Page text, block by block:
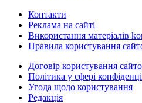
Контакти
Реклама на сайті
Використання матеріалів
Правила користування
Договір користування
Політика у сфері
Угода щодо користування
Редакція